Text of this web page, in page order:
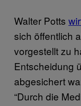
Walter Potts
sich öffentlich
vorgestellt zu
Entscheidung
abgesichert
“Durch die